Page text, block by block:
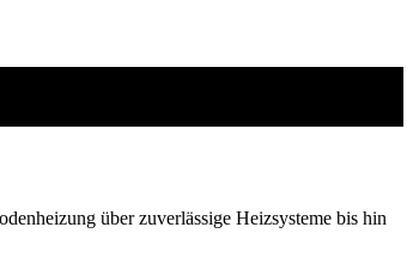
über zuverlässige Heizsysteme bis hin